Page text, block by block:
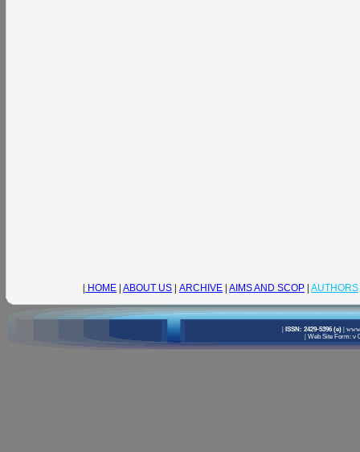
|ISSN: 2429-5396 (e) |
|Web Site Form: v
| HOME | ABOUT US | ARCHIVE | AIMS AND SCOP | AUTHORS